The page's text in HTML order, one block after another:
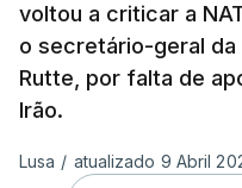
voltou a criticar a
o secretário-geral da
Rutte, por falta de
Irão.
Lusa / atualizado 9 Abril